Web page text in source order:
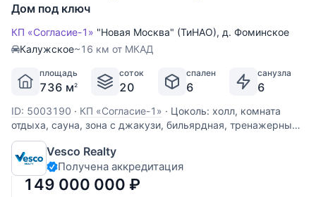
Дом под ключ
КП «Согласие-1» "Новая Москва" (ТиНАО), д. Фоминское
Калужское~16 км от МКАД
площадь
736 м2
соток
20
спален
6
санузла
6
ID: 5003190 · КП «Согласие-1» · Цоколь: холл, комната
отдыха, сауна, зона с джакузи, бильярдная, тренажерный
зал, санузел, гладильная-постирочная. 1 этаж: холл, кухня-
столовая, гостиная с камином, вторым светом и выходом
на террасу, спальня с гардеробной, 2 гардеробные,
санузел,
Vesco Realty
Получена аккредитация
149 000 000 ₽